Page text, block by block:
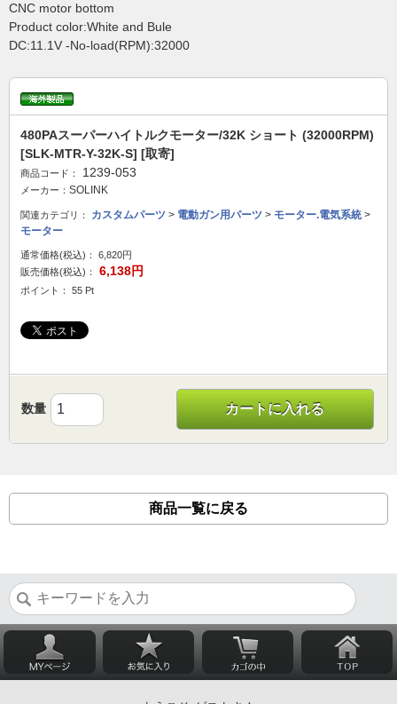
CNC motor bottom
Product color:White and Bule
DC:11.1V -No-load(RPM):32000
480PAスーパーハイトルクモーター/32K ショート (32000RPM)
[SLK-MTR-Y-32K-S] [取寄]
商品コード： 1239-053
メーカー： SOLINK
関連カテゴリ： カスタムパーツ > 電動ガン用パーツ > モーター.電気系統 >
モーター
通常価格(税込)：
6,820円
販売価格(税込)：
6,138円
ポイント： 55 Pt
数量 カートに入れる
商品一覧に戻る